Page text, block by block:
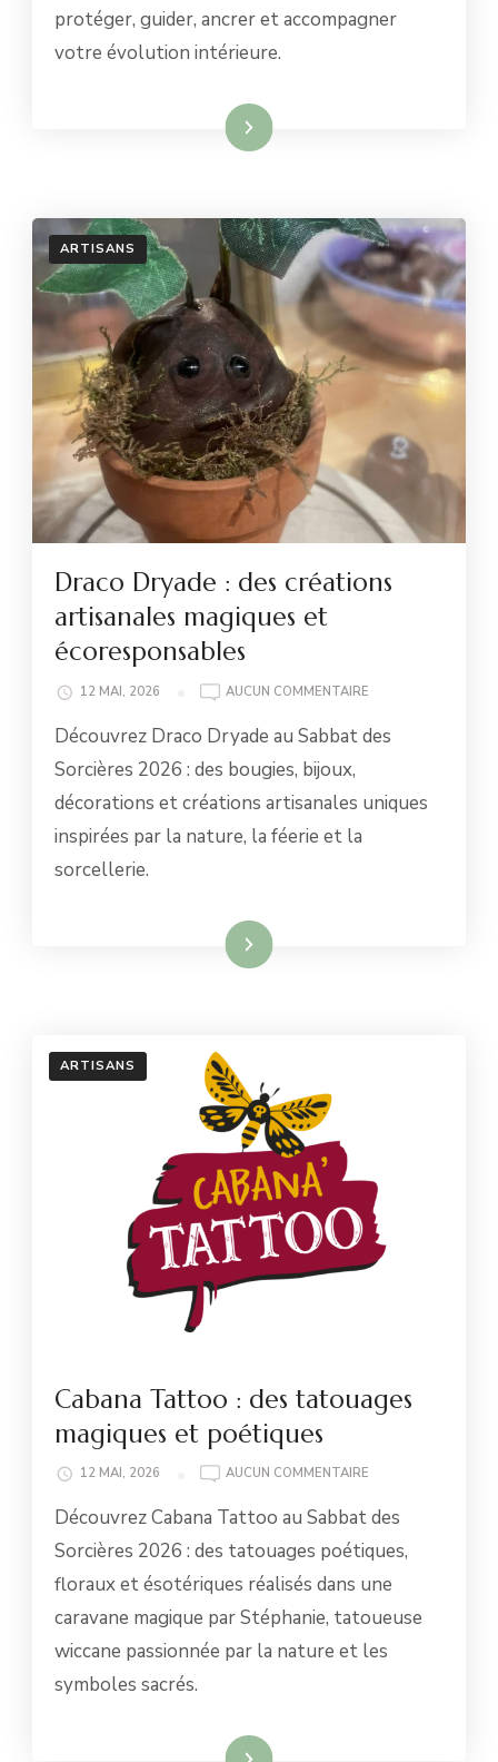
ACCOMPAGNER
protéger, guider, ancrer et accompagner
votre évolution intérieure.
Lire la suite
ARTISANS
Draco Dryade : des créations
artisanales magiques et
écoresponsables
12 MAI, 2026 AUCUN COMMENTAIRE
:
ARTISANALES
Découvrez Draco Dryade au Sabbat des
Sorcières 2026 : des bougies, bijoux,
décorations et créations artisanales uniques
inspirées par la nature, la féerie et la
sorcellerie.
Lire la suite
ARTISANS
Cabana Tattoo : des tatouages
magiques et poétiques
12 MAI, 2026 AUCUN COMMENTAIRE
TATOUAGES
MAGIQUES
POÉTIQUES
Découvrez Cabana Tattoo au Sabbat des
Sorcières 2026 : des tatouages poétiques,
floraux et ésotériques réalisés dans une
caravane magique par Stéphanie, tatoueuse
wiccane passionnée par la nature et les
symboles sacrés.
Lire la suite